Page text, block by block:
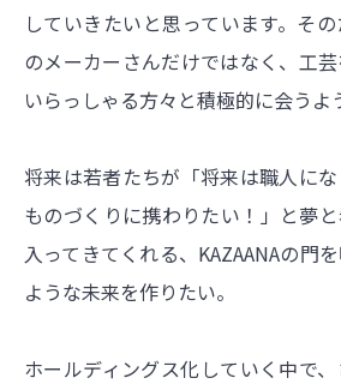
していきたいと思っています。そ
のメーカーさんだけではなく、工
いらっしゃる方々と積極的に会うよ
将来は若者たちが「将来は職人に
ものづくりに携わりたい！」と夢
入ってきてくれる、KAZAANAの門
ような未来を作りたい。
ホールディングス化していく中で